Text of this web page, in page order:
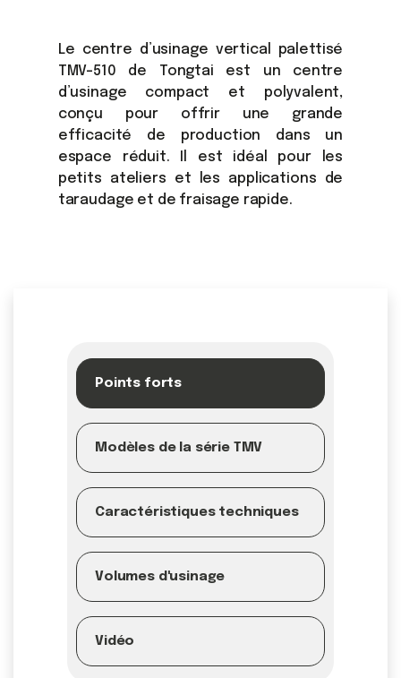
Le centre d’usinage vertical palettisé
TMV-510 de Tongtai est un centre
d’usinage compact et polyvalent,
conçu pour offrir une grande
efficacité de production dans un
espace réduit. Il est idéal pour les
petits ateliers et les applications de
taraudage et de fraisage rapide.
Points forts
Modèles de la série TMV
Caractéristiques techniques
Volumes d'usinage
Vidéo